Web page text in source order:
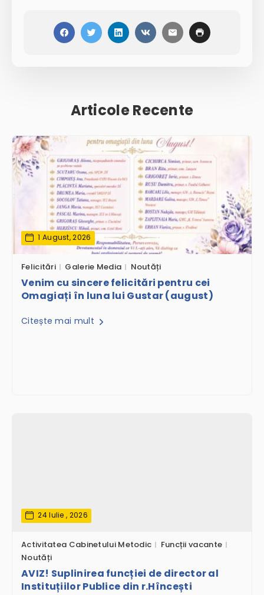
Articole Recente
1 August, 2026
Felicitări Galerie Media Noutăți
Venim cu sincere felicitări pentru cei
Omagiați în luna lui Gustar (august)
Citește mai mult
24 Iulie , 2026
Activitatea Cabinetului Metodic
Funcții vacante
Noutăți
AVIZ! Suplinirea funcției de director al
Instituțiilor Publice din r.Hîncești